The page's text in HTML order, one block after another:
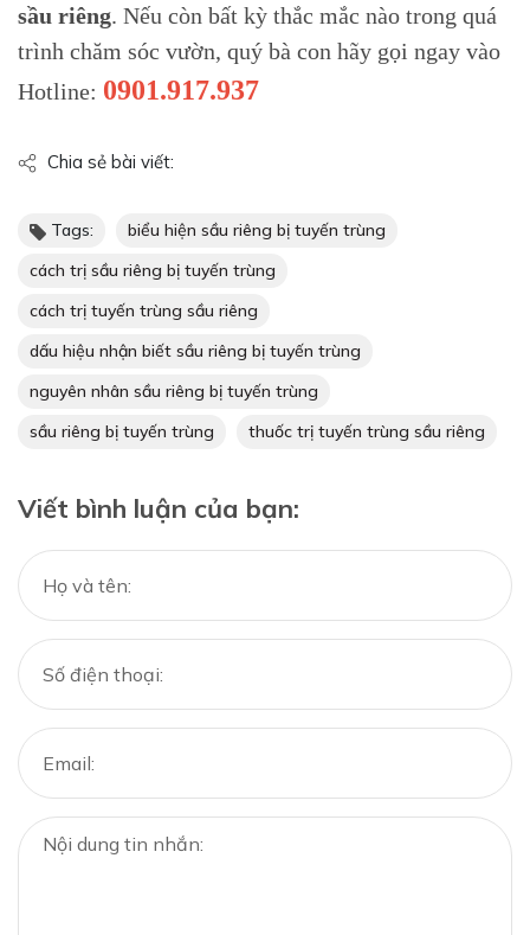
sầu riêng. Nếu còn bất kỳ thắc mắc nào trong quá
trình chăm sóc vườn, quý bà con hãy gọi ngay vào
Hotline: 0901.917.937
Chia sẻ bài viết:
Tags:
biểu hiện sầu riêng bị tuyến trùng
cách trị sầu riêng bị tuyến trùng
cách trị tuyến trùng sầu riêng
dấu hiệu nhận biết sầu riêng bị tuyến trùng
nguyên nhân sầu riêng bị tuyến trùng
sầu riêng bị tuyến trùng
thuốc trị tuyến trùng sầu riêng
Viết bình luận của bạn: